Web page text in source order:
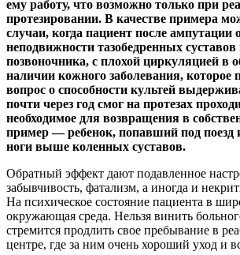
ему работу, что возможно только при
протезировании. В качестве примера
случаи, когда пациент после ампутации
неподвижности тазобедренных суставов
позвоночника, с плохой циркуляцией в
наличии кожного заболевания, которое
вопрос о способности культей
почти через год смог на протезах
необходимое для возвращения в
пример — ребенок, попавший под поезд
ноги выше коленных суставов.
Обратный эффект дают подавленное
забывчивость, фатализм, а иногда и
На психическое состояние пациента в
окружающая среда. Нельзя винить
стремится продлить свое пребывание в
центре, где за ним очень хороший уход и